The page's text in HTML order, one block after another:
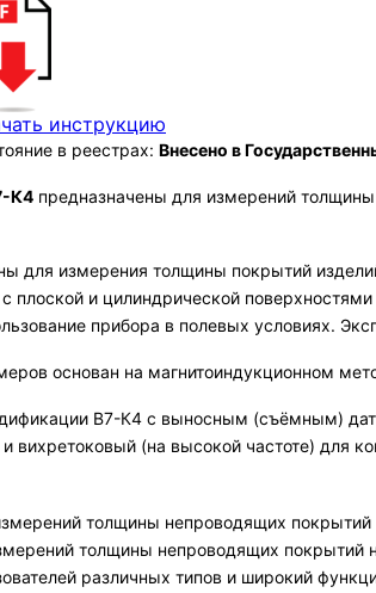
инструкцию
в реестрах: Внесено в
К4 предназначены для измерений
для измерения толщины покрытий
плоской и цилиндрической
прибора в полевых условиях.
основан на магнитоиндукционном
В7-К4 с выносным (съёмным)
вихретоковый (на высокой частоте) для
толщины непроводящих покрытий
толщины непроводящих покрытий
различных типов и широкий